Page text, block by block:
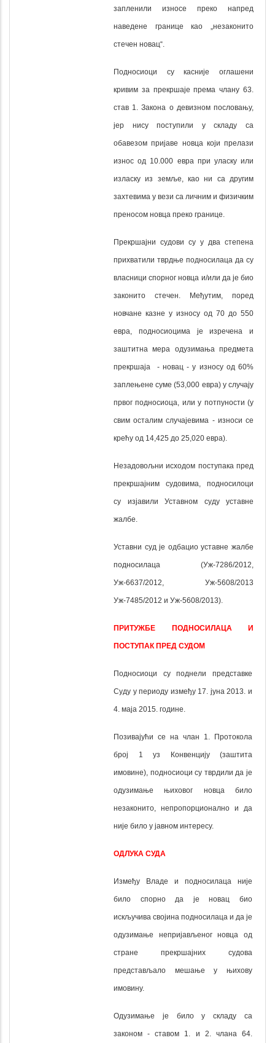
запленили износе преко напред
наведене границе као „незаконито
стечен новац“.
Подносиоци су касније оглашени
кривим за прекршаје према члану 63.
став 1. Закона о девизном пословању,
јер нису поступили у складу са
обавезом пријаве новца који прелази
износ од 10.000 евра при уласку или
изласку из земље, као ни са другим
захтевима у вези са личним и физичким
преносом новца преко границе.
Прекршајни судови су у два степена
прихватили тврдње подносилаца да су
власници спорног новца и/или да је био
законито стечен. Међутим, поред
новчане казне у износу од 70 до 550
евра, подносиоцима је изречена и
заштитна мера одузимања предмета
прекршаја - новац - у износу од 60%
заплењене суме (53,000 евра) у случају
првог подносиоца, или у потпуности (у
свим осталим случајевима - износи се
крећу од 14,425 до 25,020 евра).
Незадовољни исходом поступака пред
прекршајним судовима, подносилоци
су изјавили Уставном суду уставне
жалбе.
Уставни суд је одбацио уставне жалбе
подносилаца (Уж-7286/2012,
Уж-6637/2012, Уж-5608/2013
Уж-7485/2012 и Уж-5608/2013).
ПРИТУЖБЕ ПОДНОСИЛАЦА И
ПОСТУПАК ПРЕД СУДОМ
Подносиоци су поднели представке
Суду у периоду између 17. јуна 2013. и
4. маја 2015. године.
Позивајући се на члан 1. Протокола
број 1 уз Конвенцију (заштита
имовине), подносиоци су тврдили да је
одузимање њиховог новца било
незаконито, непропорционално и да
није било у јавном интересу.
ОДЛУКА СУДА
Између Владе и подносилаца није
било спорно да је новац био
искључива својина подносилаца и да је
одузимање непријављеног новца од
стране прекршајних судова
представљало мешање у њихову
имовину.
Одузимање је било у складу са
законом - ставом 1. и 2. члана 64.